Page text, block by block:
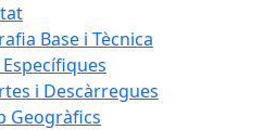
Base i Tècnica
i Descàrregues
Geogràfics